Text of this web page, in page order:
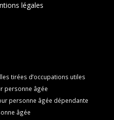
légales
tirées d’occupations utiles
personne âgée
personne âgée dépendante
âgée